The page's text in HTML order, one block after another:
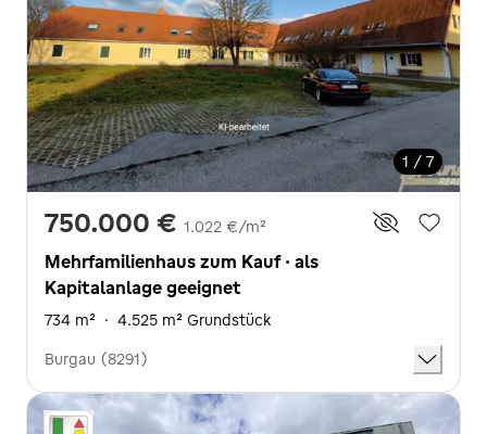
1 / 7
750.000 € 1.022 €/m²
Mehrfamilienhaus zum Kauf · als
Kapitalanlage geeignet
734 m² · 4.525 m² Grundstück
Burgau (8291)